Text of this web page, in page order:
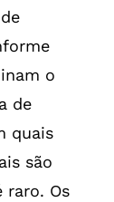
o
de
quais
são
raro. Os